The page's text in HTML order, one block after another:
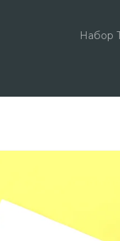
Набор